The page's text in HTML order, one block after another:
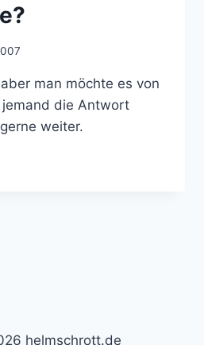
man möchte es von
jemand die Antwort
weiter.
helmschrott.de